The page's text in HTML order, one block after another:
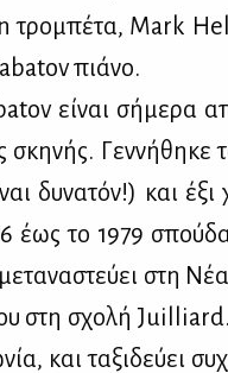
τρο­μπέ­τα, Mark
πιά­νο.
εί­ναι σή­με­ρα
σκη­νής. Γεν­νή­θη­κε
δυ­να­τόν!) και έξι
έως το 1979
στη
στη σχο­λή
και τα­ξι­δεύ­ει